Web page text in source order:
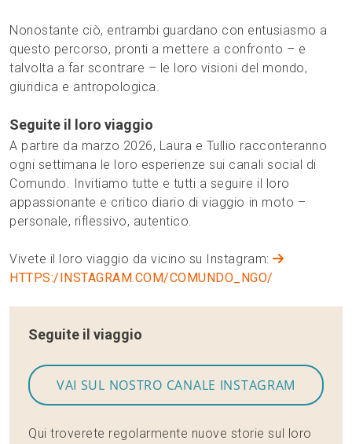
Nonostante ciò, entrambi guardano con entusiasmo a
questo percorso, pronti a mettere a confronto – e
talvolta a far scontrare – le loro visioni del mondo,
giuridica e antropologica.
Seguite il loro viaggio
A partire da marzo 2026, Laura e Tullio racconteranno
ogni settimana le loro esperienze sui canali social di
Comundo. Invitiamo tutte e tutti a seguire il loro
appassionante e critico diario di viaggio in moto –
personale, riflessivo, autentico.
Vivete il loro viaggio da vicino su Instagram:
HTTPS:/INSTAGRAM.COM/COMUNDO_NGO/
Seguite il viaggio
VAI SUL NOSTRO CANALE INSTAGRAM
Qui troverete regolarmente nuove storie sul loro